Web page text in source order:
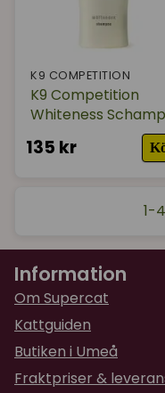
K9 COMPETITION
K9 Competition
Whiteness
135 kr
1-
Information
Om Supercat
Kattguiden
Butiken i Umeå
Fraktpriser &